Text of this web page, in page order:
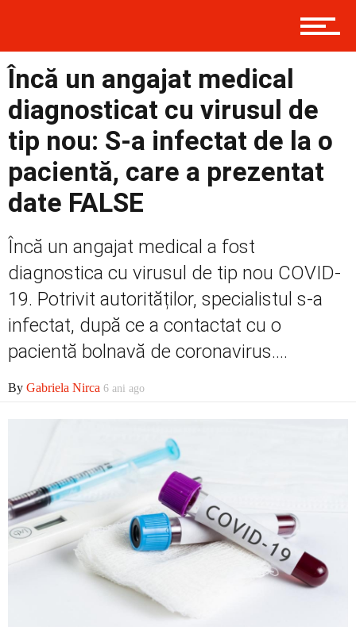
Politică
Social
Încă un angajat medical
diagnosticat cu virusul de
tip nou: S-a infectat de la o
pacientă, care a prezentat
date FALSE
Încă un angajat medical a fost
diagnostica cu virusul de tip nou COVID-
19. Potrivit autorităților, specialistul s-a
infectat, după ce a contactat cu o
pacientă bolnavă de coronavirus....
By Gabriela Nirca 6 ani ago